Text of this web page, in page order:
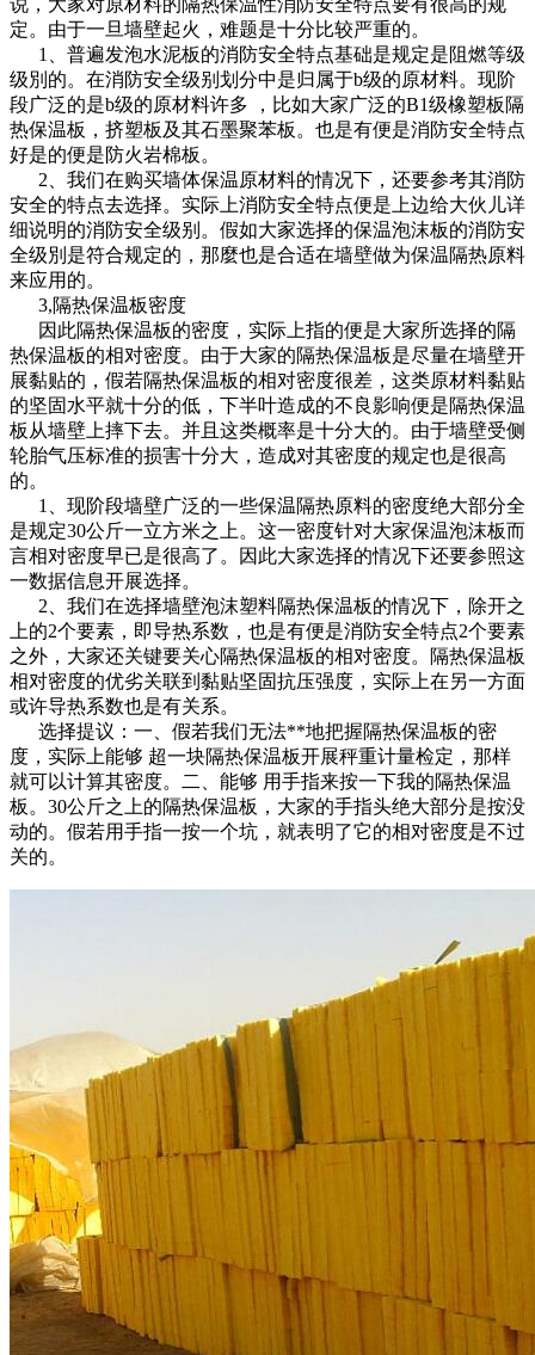
说，大家对原材料的隔热保温性消防安全特点要有很高的规
定。由于一旦墙壁起火，难题是十分比较严重的。
1、普遍发泡水泥板的消防安全特点基础是规定是阻燃等级
级別的。在消防安全级别划分中是归属于b级的原材料。现阶
段广泛的是b级的原材料许多 ，比如大家广泛的B1级橡塑板隔
热保温板，挤塑板及其石墨聚苯板。也是有便是消防安全特点
好是的便是防火岩棉板。
2、我们在购买墙体保温原材料的情况下，还要参考其消防
安全的特点去选择。实际上消防安全特点便是上边给大伙儿详
细说明的消防安全级别。假如大家选择的保温泡沫板的消防安
全级別是符合规定的，那麼也是合适在墙壁做为保温隔热原料
来应用的。
3,隔热保温板密度
因此隔热保温板的密度，实际上指的便是大家所选择的隔
热保温板的相对密度。由于大家的隔热保温板是尽量在墙壁开
展黏贴的，假若隔热保温板的相对密度很差，这类原材料黏贴
的坚固水平就十分的低，下半叶造成的不良影响便是隔热保温
板从墙壁上摔下去。并且这类概率是十分大的。由于墙壁受侧
轮胎气压标准的损害十分大，造成对其密度的规定也是很高
的。
1、现阶段墙壁广泛的一些保温隔热原料的密度绝大部分全
是规定30公斤一立方米之上。这一密度针对大家保温泡沫板而
言相对密度早已是很高了。因此大家选择的情况下还要参照这
一数据信息开展选择。
2、我们在选择墙壁泡沫塑料隔热保温板的情况下，除开之
上的2个要素，即导热系数，也是有便是消防安全特点2个要素
之外，大家还关键要关心隔热保温板的相对密度。隔热保温板
相对密度的优劣关联到黏贴坚固抗压强度，实际上在另一方面
或许导热系数也是有关系。
选择提议：一、假若我们无法**地把握隔热保温板的密
度，实际上能够 超一块隔热保温板开展秤重计量检定，那样
就可以计算其密度。二、能够 用手指来按一下我的隔热保温
板。30公斤之上的隔热保温板，大家的手指头绝大部分是按没
动的。假若用手指一按一个坑，就表明了它的相对密度是不过
关的。